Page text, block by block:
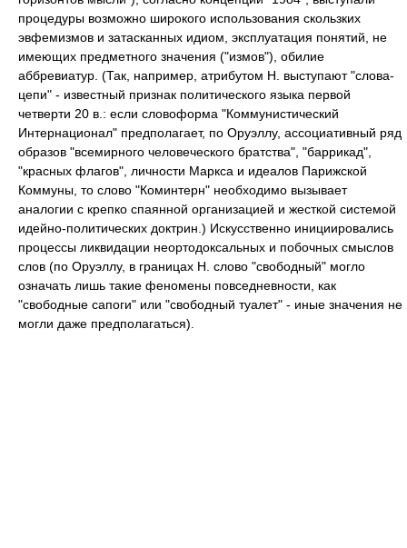
процедуры возможно широкого использования скользких
эвфемизмов и затасканных идиом, эксплуатация понятий, не
имеющих предметного значения ("измов"), обилие
аббревиатур. (Так, например, атрибутом Н. выступают "слова-
цепи" - известный признак политического языка первой
четверти 20 в.: если словоформа "Коммунистический
Интернационал" предполагает, по Оруэллу, ассоциативный ряд
образов "всемирного человеческого братства", "баррикад",
"красных флагов", личности Маркса и идеалов Парижской
Коммуны, то слово "Коминтерн" необходимо вызывает
аналогии с крепко спаянной организацией и жесткой системой
идейно-политических доктрин.) Искусственно инициировались
процессы ликвидации неортодоксальных и побочных смыслов
слов (по Оруэллу, в границах Н. слово "свободный" могло
означать лишь такие феномены повседневности, как
"свободные сапоги" или "свободный туалет" - иные значения не
могли даже предполагаться).